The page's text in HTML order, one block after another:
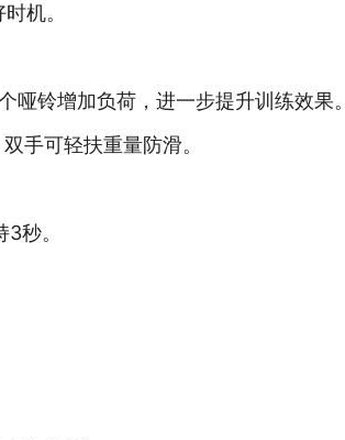
机。
铃增加负荷，进一步提升训练效果
可轻扶重量防滑。
秒。